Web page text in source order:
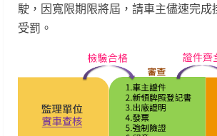
駛，因寬限期限將屆，請車主儘速完成
受罰。